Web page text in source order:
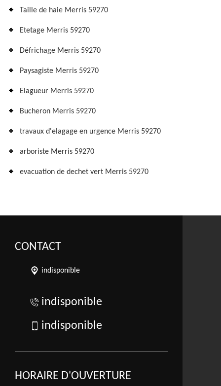
Taille de haie Merris 59270
Etetage Merris 59270
Défrichage Merris 59270
Paysagiste Merris 59270
Elagueur Merris 59270
Bucheron Merris 59270
travaux d'elagage en urgence Merris 59270
arboriste Merris 59270
evacuation de dechet vert Merris 59270
CONTACT
indisponible
indisponible
indisponible
HORAIRE D'OUVERTURE